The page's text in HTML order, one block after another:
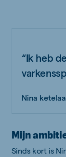
“Ik heb
Nina
Mijn
Sinds kort is